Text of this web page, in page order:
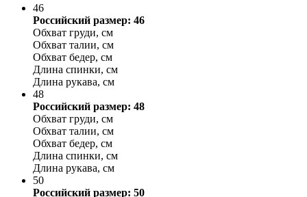
46
Российский размер: 46
Обхват груди, см
Обхват талии, см
Обхват бедер, см
Длина спинки, см
Длина рукава, см
48
Российский размер: 48
Обхват груди, см
Обхват талии, см
Обхват бедер, см
Длина спинки, см
Длина рукава, см
50
Российский размер: 50